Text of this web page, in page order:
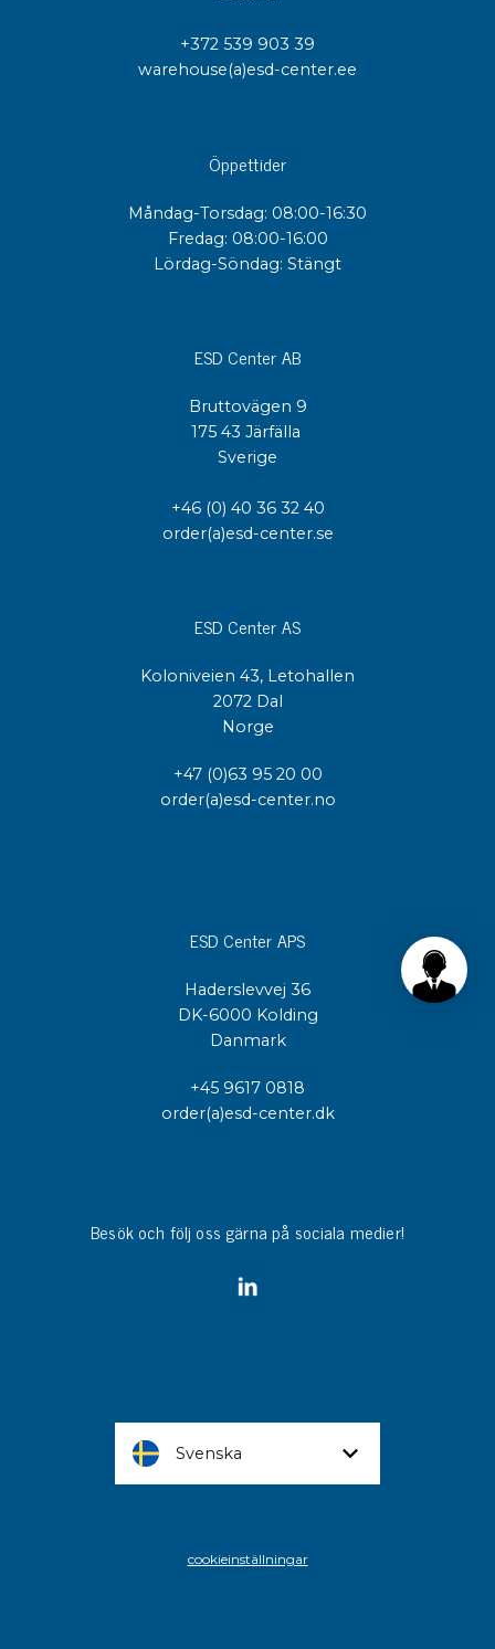
+372 539 903 39
warehouse(a)esd-center.ee
Öppettider
Måndag-Torsdag: 08:00-16:30
Fredag: 08:00-16:00
Lördag-Söndag: Stängt
ESD Center AB
Bruttovägen 9
175 43 Järfälla
Sverige
+46 (0) 40 36 32 40
order(a)esd-center.se
ESD Center AS
Koloniveien 43, Letohallen
2072 Dal
Norge
+47 (0)63 95 20 00
order(a)esd-center.no
ESD Center APS
Haderslevvej 36
DK-6000 Kolding
Danmark
+45 9617 0818
order(a)esd-center.dk
Besök och följ oss gärna på sociala medier!
Svenska
cookieinställningar